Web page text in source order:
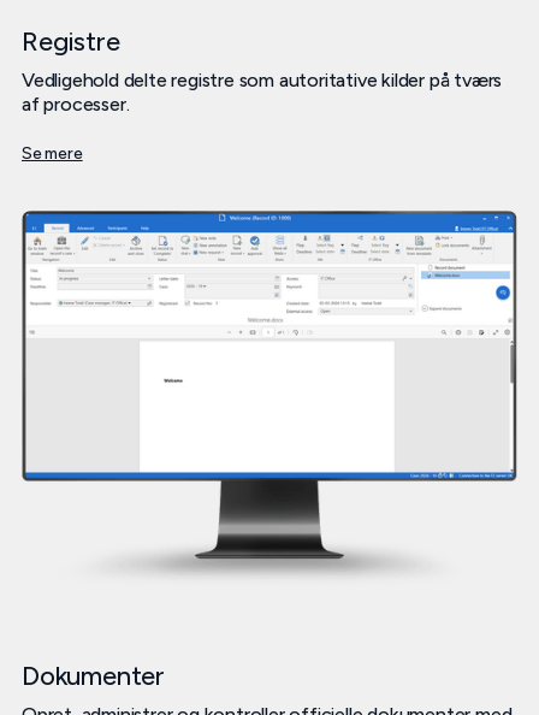
Registre
Vedligehold delte registre som autoritative kilder på tværs
af processer.
Se mere
Dokumenter